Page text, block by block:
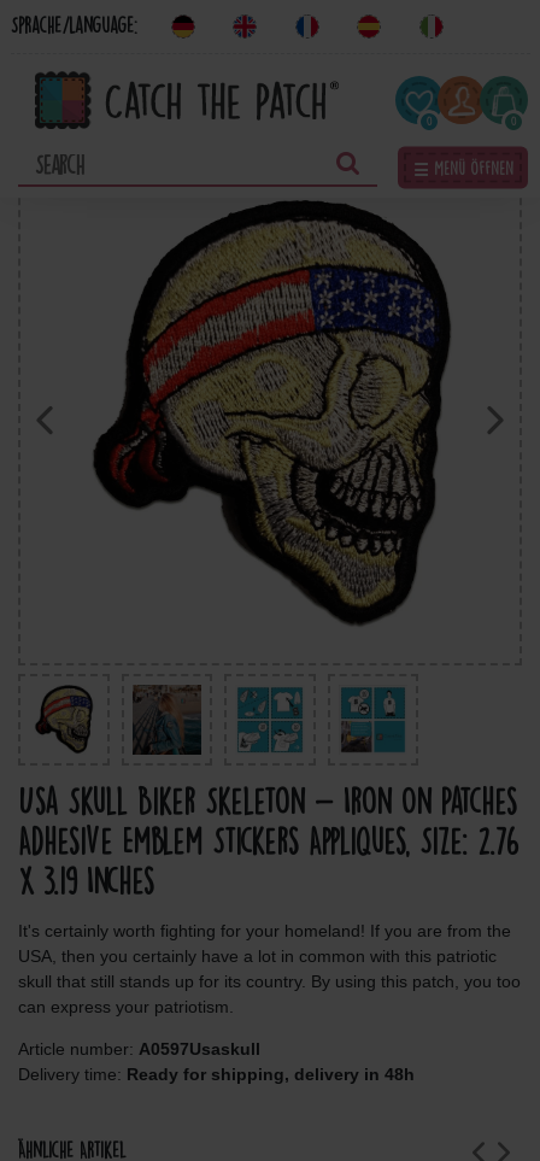
Sprache/Language:
0
☰ Menü öffnen
Usa Skull Biker Skeleton - Iron On Patches
Adhesive Emblem Stickers Appliques, Size: 2.76
x 3.19 Inches
It's certainly worth fighting for your homeland! If you are from the
USA, then you certainly have a lot in common with this patriotic
skull that still stands up for its country. By using this patch, you too
can express your patriotism.
Article number: A0597Usaskull
Delivery time: Ready for shipping, delivery in 48h
Ähnliche Artikel